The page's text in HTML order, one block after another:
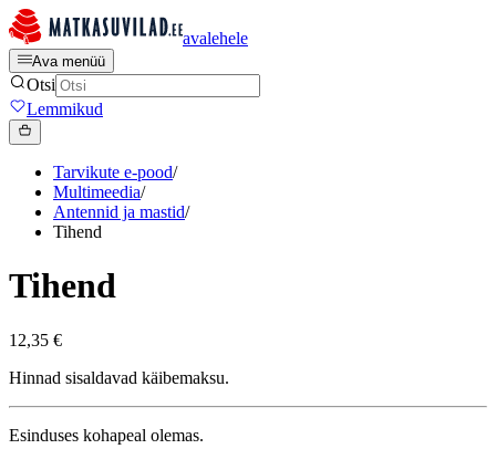
avalehele
Ava menüü
Otsi
Lemmikud
Tarvikute e-pood/
Multimeedia/
Antennid ja mastid/
Tihend
Tihend
12,35 €
Hinnad sisaldavad käibemaksu.
Esinduses kohapeal olemas.